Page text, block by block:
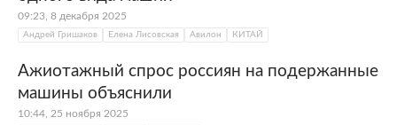
09:23, 8 декабря 2025
Андрей Гришаков Елена Лисовская Авилон КИТАЙ
Ажиотажный спрос россиян на подержанные
машины объяснили
10:44, 25 ноября 2025